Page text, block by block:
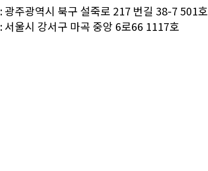
: 광주광역시 북구 설죽로 217 번길 38-7 501호
: 서울시 강서구 마곡 중앙 6로66 1117호